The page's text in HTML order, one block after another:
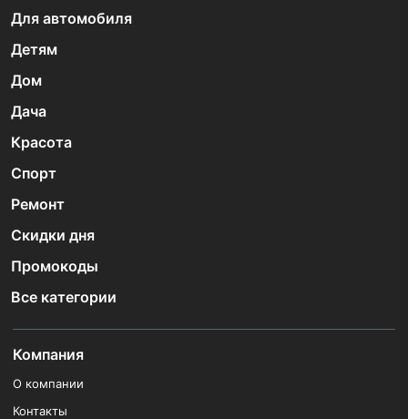
Для автомобиля
Детям
Дом
Дача
Красота
Спорт
Ремонт
Скидки дня
Промокоды
Все категории
Компания
О компании
Контакты